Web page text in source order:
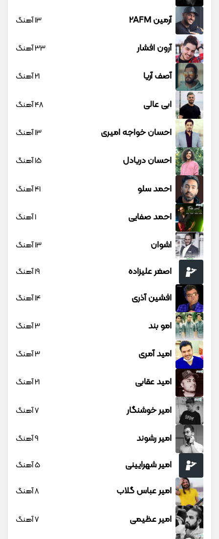
آرمین 2AFM 13 آهنگ
آرون افشار 33 آهنگ
آصف آریا 21 آهنگ
ابی عالی 48 آهنگ
احسان خواجه امیری 13 آهنگ
احسان دریادل 15 آهنگ
احمد سلو 41 آهنگ
احمد صفایی 1 آهنگ
اشوان 13 آهنگ
اصغر علیزاده 19 آهنگ
افشین آذری 14 آهنگ
امو بند 3 آهنگ
امید آمری 3 آهنگ
امید عقابی 21 آهنگ
امیر خوشنگار 7 آهنگ
امیر رشوند 9 آهنگ
امیر شهرایینی 5 آهنگ
امیر عباس گلاب 8 آهنگ
امیر عظیمی 7 آهنگ